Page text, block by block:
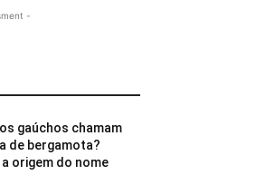
-
gaúchos chamam
de bergamota?
a origem do nome